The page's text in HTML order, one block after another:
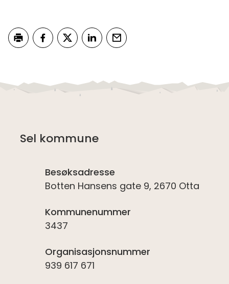
Sel kommune
Besøksadresse
Botten Hansens gate 9, 2670 Otta
Kommunenummer
3437
Organisasjonsnummer
939 617 671